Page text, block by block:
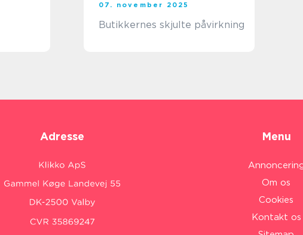
07. november 2025
Butikkernes skjulte påvirkning
Adresse Menu
Om os
Cookies
Kontakt os